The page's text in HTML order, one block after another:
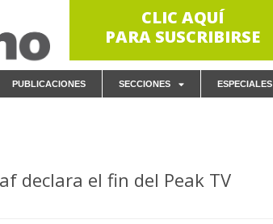
CLIC AQUÍ
PARA SUSCRIBIRSE
PUBLICACIONES SECCIONES ESPECIALES
declara el fin del Peak TV